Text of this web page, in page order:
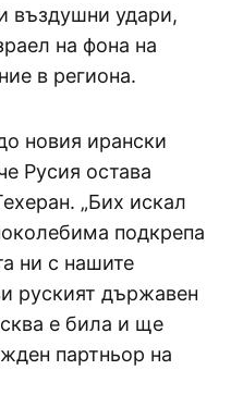
въздушни удари,
на фона на
в региона.
новия ирански
Русия остава
„Бих искал
подкрепа
ни с нашите
руският държавен
е била и ще
партньор на